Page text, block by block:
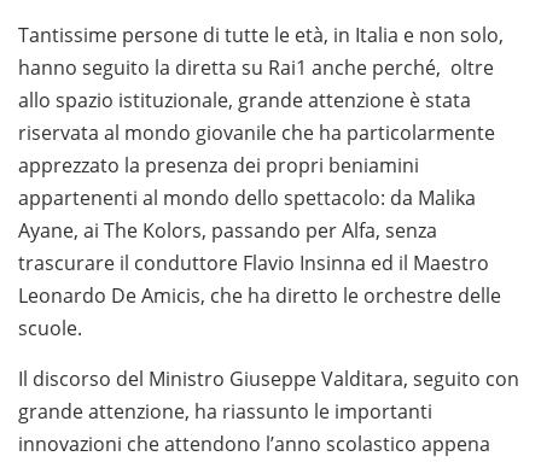
Tantissime persone di tutte le età, in Italia e non solo,
hanno seguito la diretta su Rai1 anche perché, oltre
allo spazio istituzionale, grande attenzione è stata
riservata al mondo giovanile che ha particolarmente
apprezzato la presenza dei propri beniamini
appartenenti al mondo dello spettacolo: da Malika
Ayane, ai The Kolors, passando per Alfa, senza
trascurare il conduttore Flavio Insinna ed il Maestro
Leonardo De Amicis, che ha diretto le orchestre delle
scuole.
Il discorso del Ministro Giuseppe Valditara, seguito con
grande attenzione, ha riassunto le importanti
innovazioni che attendono l’anno scolastico appena